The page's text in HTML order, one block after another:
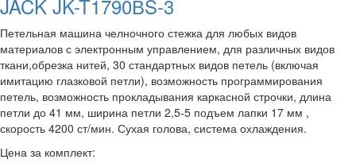
JACK JK-T1790ВS-3
Петельная машина челночного стежка для любых видов
материалов с электронным управлением, для различных видов
ткани,обрезка нитей, 30 стандартных видов петель (включая
имитацию глазковой петли), возможность программирования
петель, возможность прокладывания каркасной строчки, длина
петли до 41 мм, ширина петли 2,5-5 подъем лапки 17 мм ,
скорость 4200 ст/мин. Сухая голова, система охлаждения.
Цена за комплект: